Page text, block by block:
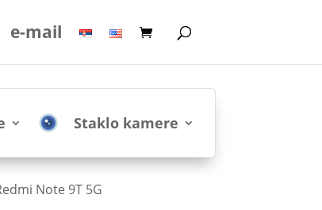
e-mail
Staklo kamere
Note 9T 5G